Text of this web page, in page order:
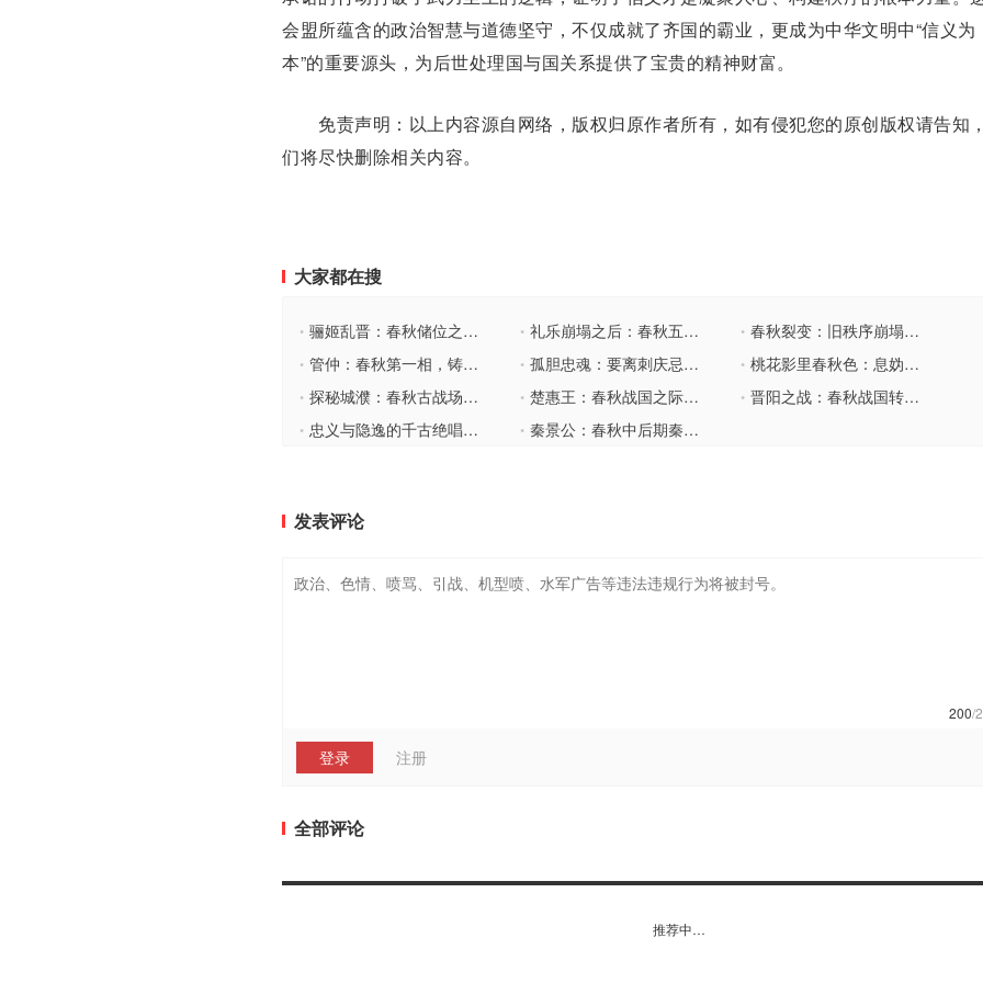
会盟所蕴含的政治智慧与道德坚守，不仅成就了齐国的霸业，更成为中华文明中“信义为
本”的重要源头，为后世处理国与国关系提供了宝贵的精神财富。
免责声明：以上内容源自网络，版权归原作者所有，如有侵犯您的原创版权请告知
们将尽快删除相关内容。
大家都在搜
• 骊姬乱晋：春秋储位之争的裂变与震荡 • 礼乐崩塌之后：春秋五霸轮番登场的三重底层密码 • 春秋裂变：旧秩序崩塌与新霸权时代的崛起
• 管仲：春秋第一相，铸就齐国霸业传奇 • 孤胆忠魂：要离刺庆忌的春秋悲歌 • 桃花影里春秋色：息妫的绝世容颜与命运悲歌
• 探秘城濮：春秋古战场的前世今生 • 楚惠王：春秋战国之际的楚国中兴之主 • 晋阳之战：春秋战国转折点的历史回响
• 忠义与隐逸的千古绝唱：介子推的春秋传奇 • 秦景公：春秋中后期秦国的强盛推手
发表评论
200/
登录 注册
全部评论
推荐中…